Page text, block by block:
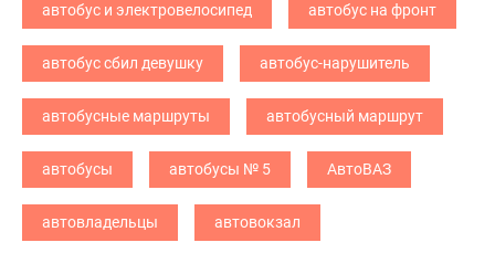
автобус и электровелосипед автобус на фронт
автобус сбил девушку автобус-нарушитель
автобусные маршруты автобусный маршрут
автобусы автобусы № 5 АвтоВАЗ
автовладельцы автовокзал